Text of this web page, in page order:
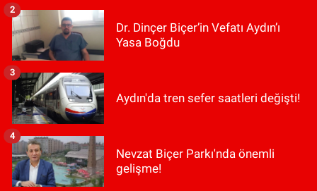
Dr. Dinçer Biçer’in Vefatı Aydın’ı
Yasa Boğdu
2
Aydın'da tren sefer saatleri değişti!
3
Nevzat Biçer Parkı'nda önemli
gelişme!
4